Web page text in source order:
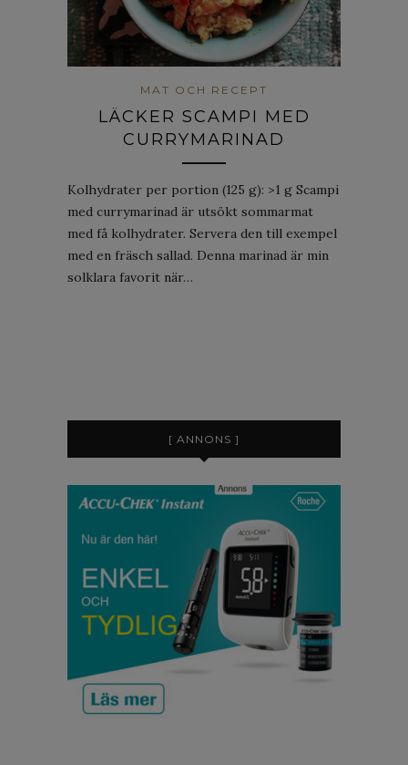
MAT OCH RECEPT
LÄCKER SCAMPI MED
CURRYMARINAD
Kolhydrater per portion (125 g): >1 g Scampi
med currymarinad är utsökt sommarmat
med få kolhydrater. Servera den till exempel
med en fräsch sallad. Denna marinad är min
solklara favorit när…
[ ANNONS ]